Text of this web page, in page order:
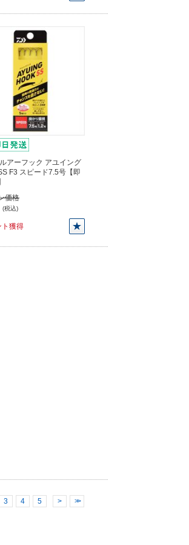
アーフック アユイング
F3 スピード7.5号【即
価格
(税込)
ト獲得
3 4 5 > >>